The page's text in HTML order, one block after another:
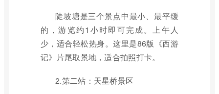
陡坡塘是三个景点中最小、最平缓
的，游览约1小时即可完成。上午人
少，适合轻松热身。这里是86版《西游
记》片尾取景地，适合拍照打卡。
2.第二站：天星桥景区